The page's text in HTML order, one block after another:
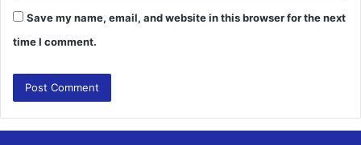
Save my name, email, and website in this browser for the next
time I comment.